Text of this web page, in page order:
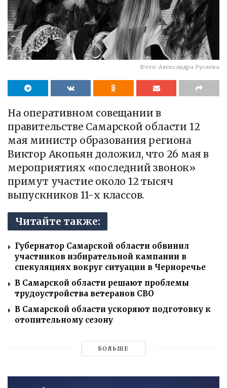
Фото: Александра Русяева
На оперативном совещании в
правительстве Самарской области 12
мая министр образования региона
Виктор Акопьян доложил, что 26 мая в
мероприятиях «последний звонок»
примут участие около 12 тысяч
выпускников 11-х классов.
Читайте также:
Губернатор Самарской области обвинил
участников избирательной кампании в
спекуляциях вокруг ситуации в Черноречье
В Самарской области решают проблемы
трудоустройства ветеранов СВО
В Самарской области ускоряют подготовку к
отопительному сезону
БОЛЬШЕ